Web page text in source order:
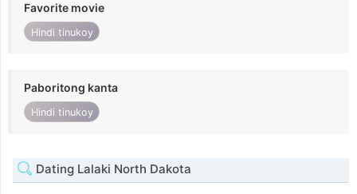
Favorite movie
Hindi tinukoy
Paboritong kanta
Hindi tinukoy
Dating Lalaki North Dakota